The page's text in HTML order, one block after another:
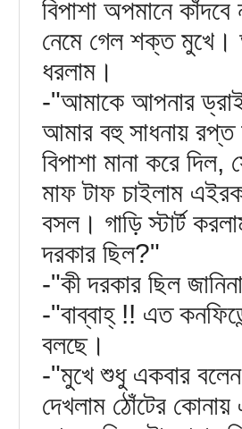
বিপাশা অপমানে
নেমে গেল শক্ত মুখে।
ধরলাম।
-"আমাকে আপনার
আমার বহু সাধনায় রপ্ত
বিপাশা মানা করে
মাফ টাফ চাইলাম
বসল। গাড়ি স্টার্ট
দরকার ছিল?"
-"কী দরকার ছিল
-"বাব্বাহ্‌ !! এত
বলছে।
-"মুখে শুধু একবার
দেখলাম ঠোঁটের